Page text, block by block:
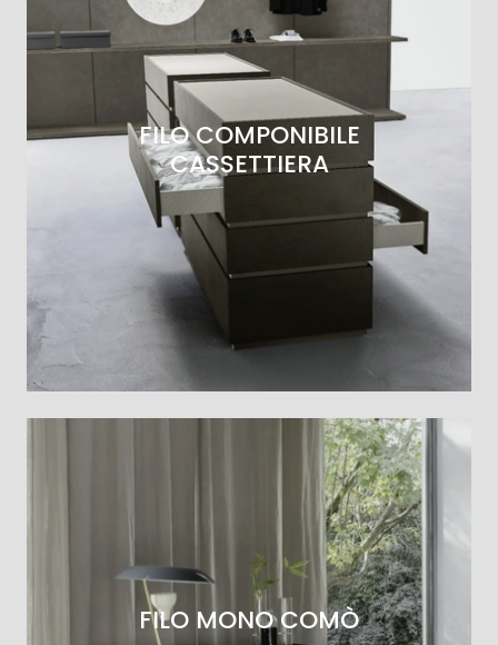
FILO COMPONIBILE
CASSETTIERA
FILO MONO COMÒ